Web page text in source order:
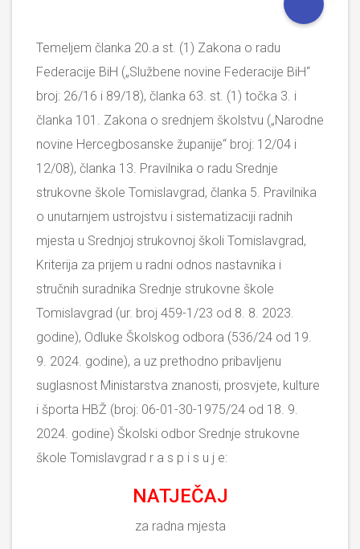
Temeljem članka 20.a st. (1) Zakona o radu
Federacije BiH („Službene novine Federacije BiH“
broj: 26/16 i 89/18), članka 63. st. (1) točka 3. i
članka 101. Zakona o srednjem školstvu („Narodne
novine Hercegbosanske županije“ broj: 12/04 i
12/08), članka 13. Pravilnika o radu Srednje
strukovne škole Tomislavgrad, članka 5. Pravilnika
o unutarnjem ustrojstvu i sistematizaciji radnih
mjesta u Srednjoj strukovnoj školi Tomislavgrad,
Kriterija za prijem u radni odnos nastavnika i
stručnih suradnika Srednje strukovne škole
Tomislavgrad (ur. broj 459-1/23 od 8. 8. 2023.
godine), Odluke Školskog odbora (536/24 od 19.
9. 2024. godine), a uz prethodno pribavljenu
suglasnost Ministarstva znanosti, prosvjete, kulture
i športa HBŽ (broj: 06-01-30-1975/24 od 18. 9.
2024. godine) Školski odbor Srednje strukovne
škole Tomislavgrad r a s p i s u j e:
NATJEČAJ
za radna mjesta